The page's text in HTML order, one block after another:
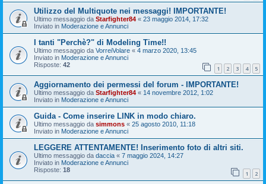
Utilizzo del Multiquote nei messaggi! IMPORTANTE!
Ultimo messaggio da Starfighter84 « 23 maggio 2014, 17:32
Inviato in Moderazione e Annunci
I tanti "Perchè?" di Modeling Time!!
Ultimo messaggio da VorreiVolare « 4 marzo 2020, 13:45
Inviato in Moderazione e Annunci
Risposte: 42 1 2 3 4 5
Aggiornamento dei permessi del forum - IMPORTANTE!
Ultimo messaggio da Starfighter84 « 14 novembre 2012, 1:02
Inviato in Moderazione e Annunci
Guida - Come inserire LINK in modo chiaro.
Ultimo messaggio da simmons « 25 agosto 2010, 11:18
Inviato in Moderazione e Annunci
LEGGERE ATTENTAMENTE! Inserimento foto di altri siti.
Ultimo messaggio da daccia « 7 maggio 2024, 14:27
Inviato in Moderazione e Annunci
Risposte: 18 1 2